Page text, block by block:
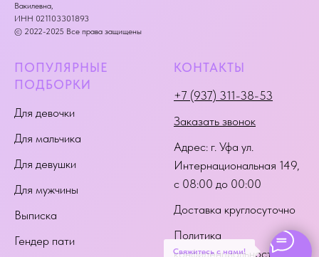
Свяжитесь с нами!
Вакилевна,
ИНН 021103301893
© 2022-2025 Все права защищены
ПОПУЛЯРНЫЕ
ПОДБОРКИ
Для девочки
Для мальчика
Для девушки
Для мужчины
Выписка
Гендер пати
КОНТАКТЫ
+7 (937) 311-38-53
Заказать звонок
Адрес: г. Уфа ул.
Интернациональная 149,
с 08:00 до 00:00
Доставка круглосуточно
Политика
конфиденциальности